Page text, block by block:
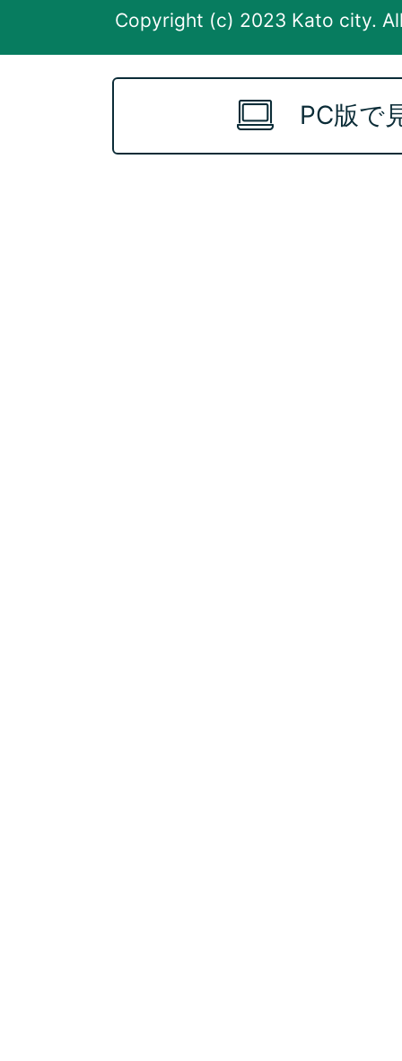
Copyright (c) 2023 Kato city.
PC版で